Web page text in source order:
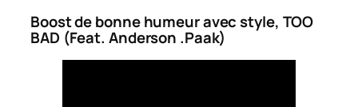
Boost de bonne humeur avec style, TOO
BAD (Feat. Anderson .Paak)